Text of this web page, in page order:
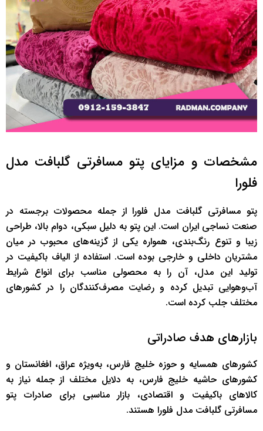
مشخصات و مزایای پتو مسافرتی گلبافت مدل
فلورا
پتو مسافرتی گلبافت مدل فلورا از جمله محصولات برجسته در
صنعت نساجی ایران است. این پتو به دلیل سبکی، دوام بالا، طراحی
زیبا و تنوع رنگ‌بندی، همواره یکی از گزینه‌های محبوب در میان
مشتریان داخلی و خارجی بوده است. استفاده از الیاف باکیفیت در
تولید این مدل، آن را به محصولی مناسب برای انواع شرایط
آب‌وهوایی تبدیل کرده و رضایت مصرف‌کنندگان را در کشورهای
مختلف جلب کرده است.
بازارهای هدف صادراتی
کشورهای همسایه و حوزه خلیج فارس، به‌ویژه عراق، افغانستان و
کشورهای حاشیه خلیج فارس، به دلایل مختلف از جمله نیاز به
کالاهای باکیفیت و اقتصادی، بازار مناسبی برای صادرات پتو
مسافرتی گلبافت مدل فلورا هستند.